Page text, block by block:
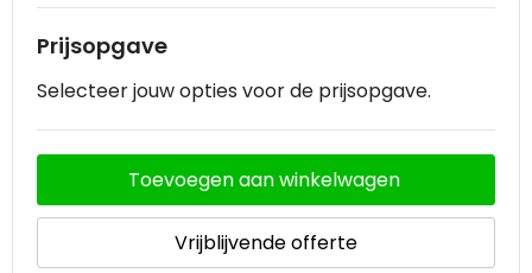
Prijsopgave
Selecteer jouw opties voor de prijsopgave.
Toevoegen aan winkelwagen
Vrijblijvende offerte